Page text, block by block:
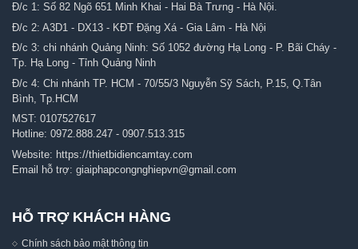
Đ/c 1: Số 82 Ngõ 651 Minh Khai - Hai Bà Trưng - Hà Nội.
Đ/c 2: A3D1 - DX13 - KĐT Đặng Xá - Gia Lâm - Hà Nội
Đ/c 3: chi nhánh Quảng Ninh: Số 1052 đường Hạ Long - P. Bãi Cháy -
Tp. Hạ Long - Tỉnh Quảng Ninh
Đ/c 4: Chi nhánh TP. HCM - 70/55/3 Nguyễn Sỹ Sách, P.15, Q.Tân
Bình, Tp.HCM
MST: 0107527617
Hotline: 0972.888.247 - 0907.513.315
Website: https://thietbidiencamtay.com
Email hỗ trợ: giaiphapcongnghiepvn@gmail.com
HỖ TRỢ KHÁCH HÀNG
Chính sách bảo mật thông tin